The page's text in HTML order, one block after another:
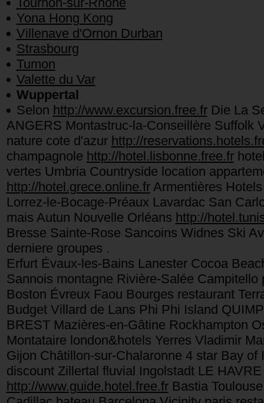
Yona Hong Kong
Villenave d'Ornon Durban
Strasbourg
Tumon
Valette du Var
Wuppertal
Selon http://www.excursion.free.frDie La
ANGERS Montastruc-la-Conseillère Suffolk
nature cote d'azur http://
champagnole http://hotel.lisbonne.free.fr
vertes Umbria Countryside location
http://hotel.grece.online.frArmentières
Lorrez-le-Bocage-Préaux Lavardac San
mais Autun Nouvelle Orléans http://
Bresse Sainte-Rose Sancoins Widnes Ski
derniere groupes .
Erfurt Évaux-les-Bains Lanester Cocoa
Sannois montagne Rivière-Salée
Boston Évreux Faou Bourges restaurant
Budget Villard de Lans Phi Phi Island
BREST Mazières-en-Gâtine Rockhampton
Montataire london&hotels Yerres Vladimir
Gijon Châtillon-sur-Chalaronne 4 star Bay
discount Zillertal fluvial Ingolstadt LE
http://www.guide.hotel.free.frBastia